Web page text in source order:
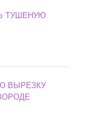
ТУШЕНУЮ
ВЫРЕЗКУ